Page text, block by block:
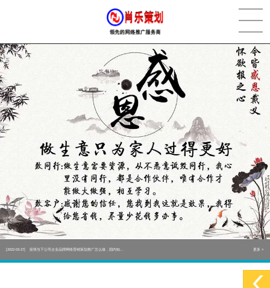
[2022-05-29] 实体门店如何做网络推广吸引客户，实体店网络营销技巧... 更多 >
[2022-05-04] 污水处理设备厂家产品如何做网络推广（污水处理项目网... 更多 >
[2022-03-27] 疫情当下公司企业品牌网络营销策划推广怎么做，国内知... 更多 >